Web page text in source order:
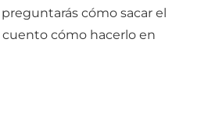
cómo sacar el
cuento cómo hacerlo en